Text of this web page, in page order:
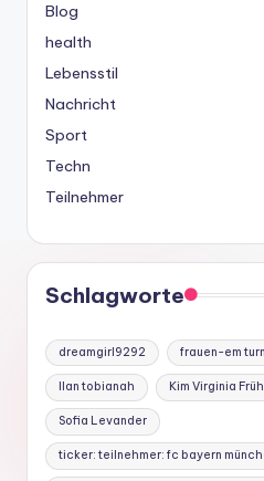
Blog
health
Lebensstil
Nachricht
Sport
Techn
Teilnehmer
Schlagworte
dreamgirl9292 frauen-em
Ilan tobianah Kim Virginia
Sofia Levander
ticker: teilnehmer: fc bayern